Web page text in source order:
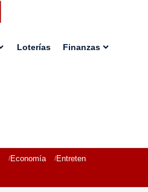
Loterías Finanzas
Economía Entretenimiento